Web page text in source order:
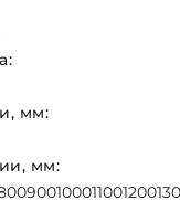
мм:
мм:
900100011001200